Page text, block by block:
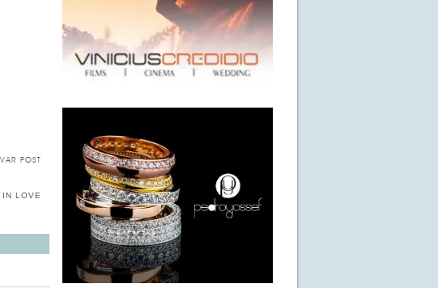
POST
IN LOVE